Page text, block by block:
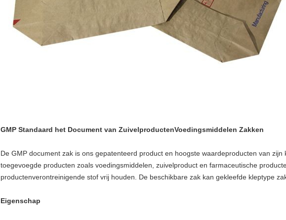
GMP Standaard het Document van ZuivelproductenVoedingsmiddelen Zakken
De GMP document zak is ons gepatenteerd product en hoogste waardeproducten van zijn
toegevoegde producten zoals voedingsmiddelen, zuivelproduct en farmaceutische
productenverontreinigende stof vrij houden. De beschikbare zak kan gekleefde kleptype
Eigenschap